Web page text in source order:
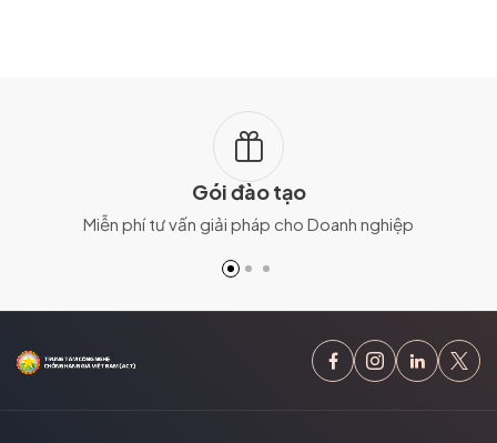
Gói đào tạo
Miễn phí tư vấn giải pháp cho Doanh nghiệp